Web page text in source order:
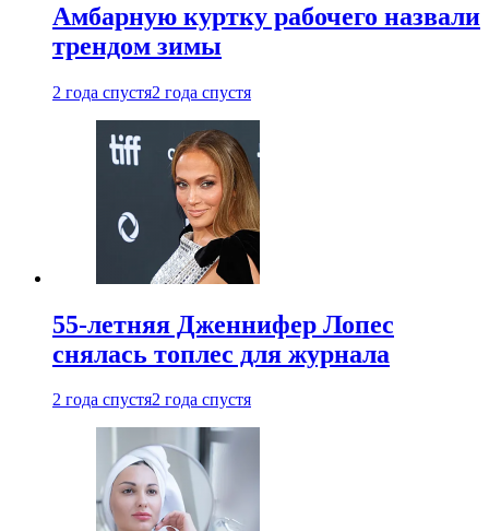
Амбарную куртку рабочего назвали
трендом зимы
2 года спустя2 года спустя
55-летняя Дженнифер Лопес
снялась топлес для журнала
2 года спустя2 года спустя